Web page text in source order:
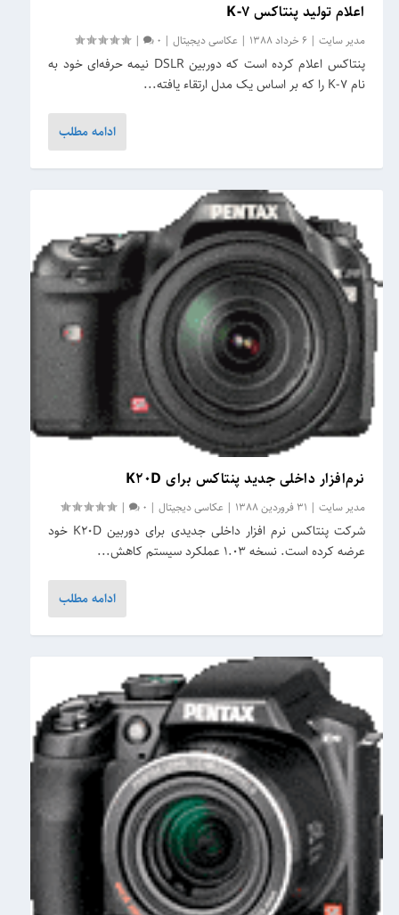
اعلام تولید پنتاکس K-7
مدیر سایت |6 خرداد 1388 |عکاسی دیجیتال |
0
|
پنتاکس اعلام کرده است که دوربین DSLR نیمه حرفه‌ای خود به
نام K-7 را که بر اساس یک مدل ارتقاء یافته...
ادامه مطلب
نرم‌افزار داخلی جدید پنتاکس برای K20D
مدیر سایت | 31 فروردین 1388 |عکاسی دیجیتال |
0
|
شرکت پنتاکس نرم افزار داخلی جدیدی برای دوربین K20D خود
عرضه کرده است. نسخه 1.03 عملکرد سیستم کاهش...
ادامه مطلب